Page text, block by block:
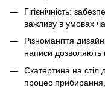
Гігієнічність:
важливу в умовах
Різноманіття
написи дозволяють
Скатертина на стіл
процес